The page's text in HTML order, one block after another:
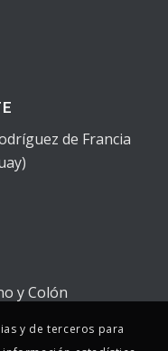
de Francia
y Colón
y de terceros para